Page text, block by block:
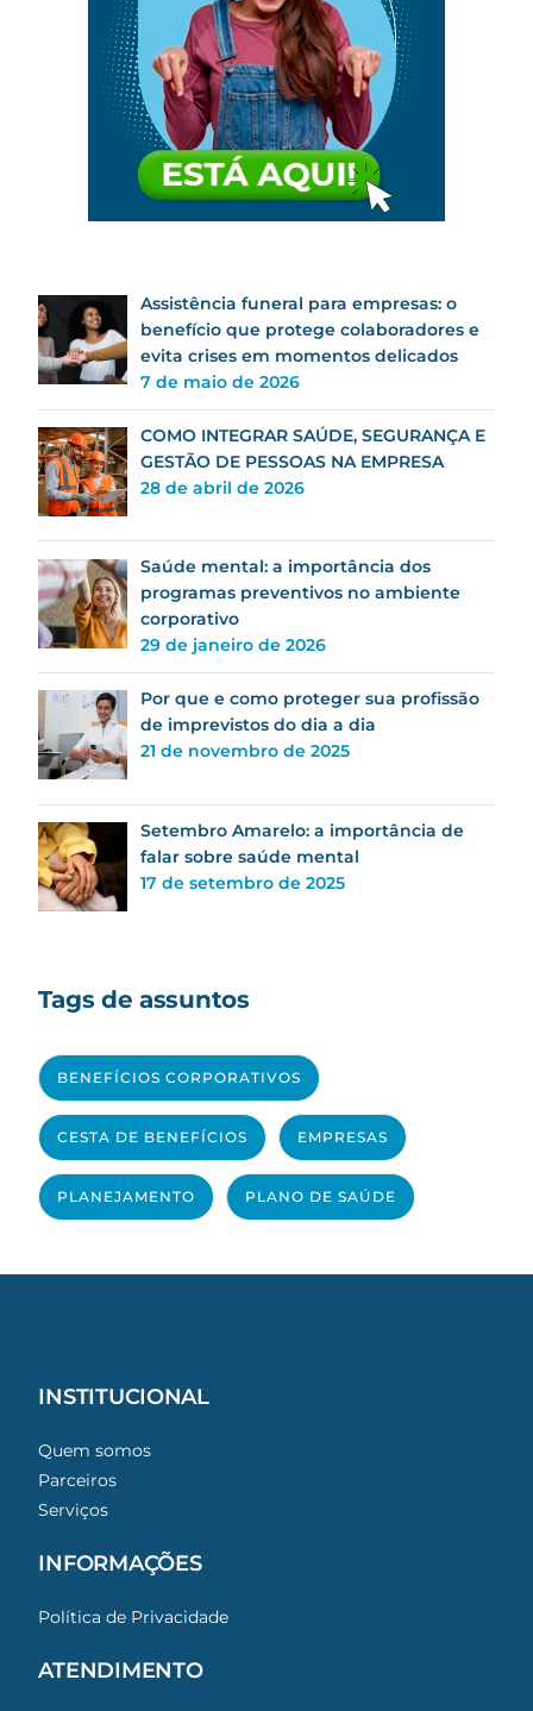
Assistência funeral para empresas: o
benefício que protege colaboradores e
evita crises em momentos delicados
7 de maio de 2026
COMO INTEGRAR SAÚDE, SEGURANÇA E
GESTÃO DE PESSOAS NA EMPRESA
28 de abril de 2026
Saúde mental: a importância dos
programas preventivos no ambiente
corporativo
29 de janeiro de 2026
Por que e como proteger sua profissão
de imprevistos do dia a dia
21 de novembro de 2025
Setembro Amarelo: a importância de
falar sobre saúde mental
17 de setembro de 2025
Tags de assuntos
BENEFÍCIOS CORPORATIVOS
CESTA DE BENEFÍCIOS EMPRESAS
PLANEJAMENTO PLANO DE SAÚDE
INSTITUCIONAL
Quem somos
Parceiros
Serviços
INFORMAÇÕES
Política de Privacidade
ATENDIMENTO